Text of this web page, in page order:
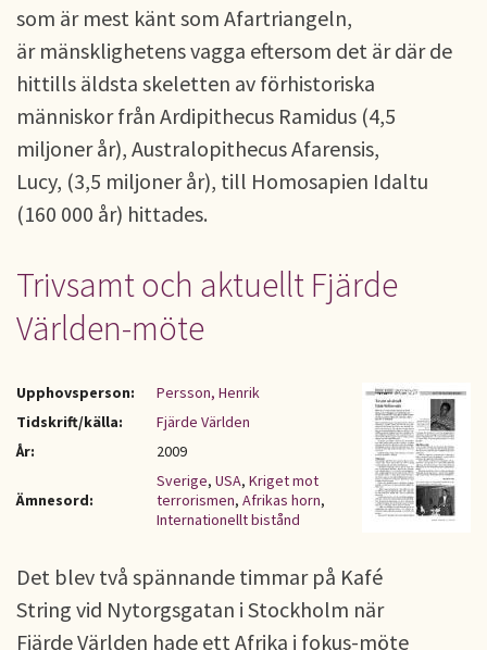
som är mest känt som Afartriangeln,
är mänsklighetens vagga eftersom det är där de
hittills äldsta skeletten av förhistoriska
människor från Ardipithecus Ramidus (4,5
miljoner år), Australopithecus Afarensis,
Lucy, (3,5 miljoner år), till Homosapien Idaltu
(160 000 år) hittades.
Trivsamt och aktuellt Fjärde
Världen-möte
Upphovsperson:
Persson, Henrik
Tidskrift/källa:
Fjärde Världen
År:
2009
Ämnesord:
Sverige, USA, Kriget mot
terrorismen, Afrikas horn,
Internationellt bistånd
Det blev två spännande timmar på Kafé
String vid Nytorgsgatan i Stockholm när
Fjärde Världen hade ett Afrika i fokus-möte